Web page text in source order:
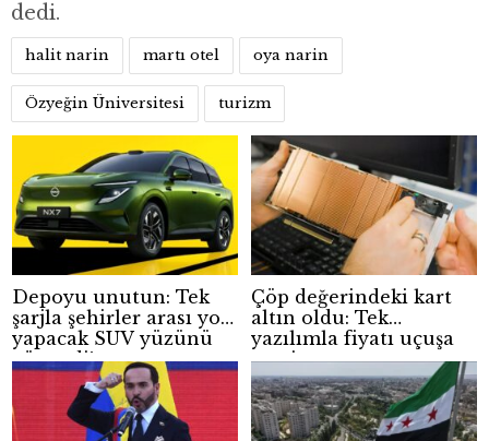
dedi.
halit narin martı otel oya narin
Özyeğin Üniversitesi turizm
Depoyu unutun: Tek
şarjla şehirler arası yol
yapacak SUV yüzünü
gösterdi!
Çöp değerindeki kart
altın oldu: Tek
yazılımla fiyatı uçuşa
geçti